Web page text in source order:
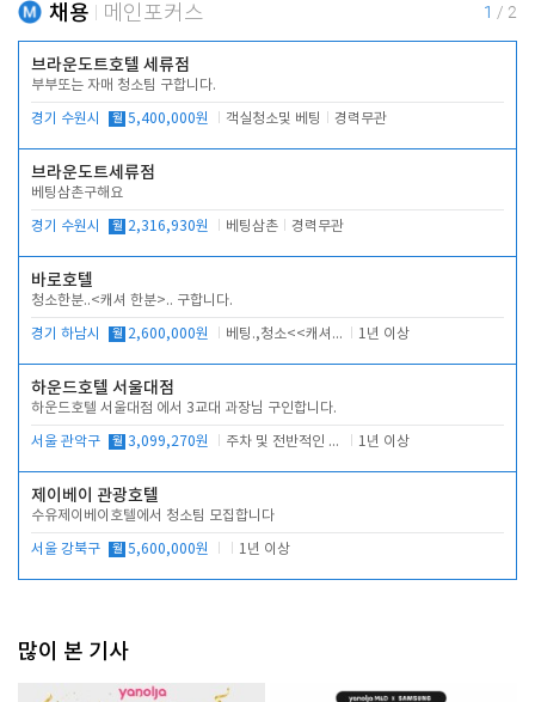
채용 메인포커스 1 / 2
브라운도트호텔 세류점
부부또는 자매 청소팀 구합니다.
경기 수원시 월 5,400,000원 객실청소및 베팅 경력무관
브라운도트세류점
베팅삼촌구해요
경기 수원시 월 2,316,930원 베팅삼촌 경력무관
바로호텔
청소한분..<캐셔 한분>.. 구합니다.
경기 하남시 월 2,600,000원 베팅.,청소<<캐셔 모셔봅니다. 1년 이상
하운드호텔 서울대점
하운드호텔 서울대점 에서 3교대 과장님 구인합니다.
서울 관악구 월 3,099,270원 주차 및 전반적인 당번업무 1년 이상
제이베이 관광호텔
수유제이베이호텔에서 청소팀 모집합니다
서울 강북구 월 5,600,000원 1년 이상
많이 본 기사